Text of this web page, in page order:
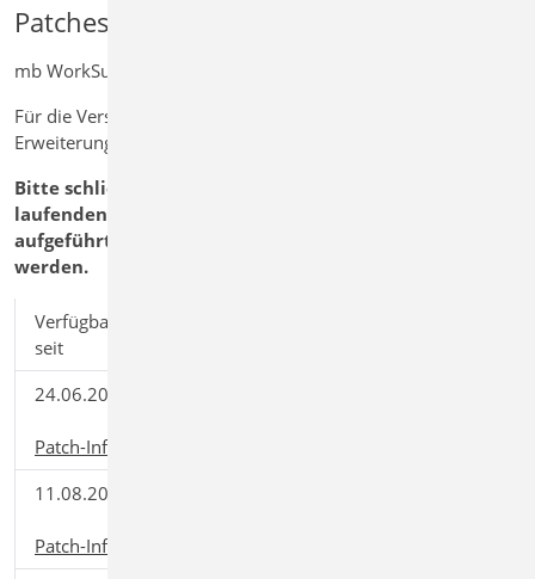
Patches für die Version 2022.040
mb WorkSuite 2022.040 ist seit dem 12.05.2022 freigegeben
Für die Version mb WorkSuite 2022.040 stehen
Erweiterungen und Korrekturen zur Verfügung
Bitte schließen Sie vor dem Download des Patches alle
laufenden Anwendungen der mb WorkSuite. Die
aufgeführten Patches müssen der Reihe nach installiert
werden.
Verfügbar
seit
24.06.2022
Patch-Informationen
11.08.2022
Patch-Informationen